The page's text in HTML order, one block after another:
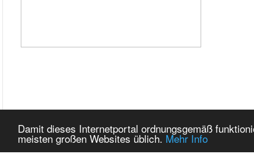
Damit dieses Internetportal ordnungsgemäß
meisten großen Websites üblich. Mehr Info